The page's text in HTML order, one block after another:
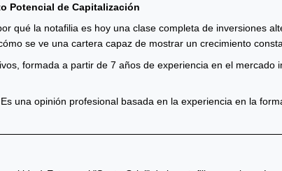
Potencial de Capitalización
qué la notafilia es hoy una clase completa de inversiones
se ve una cartera capaz de mostrar un crecimiento
formada a partir de 7 años de experiencia en el mercado
una opinión profesional basada en la experiencia en la